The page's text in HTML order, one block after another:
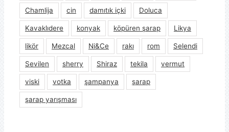
Chamlija cin damıtık içki Doluca
Kavaklıdere konyak köpüren şarap Likya
likör Mezcal Ni&Ce rakı rom Selendi
Sevilen sherry Shiraz tekila vermut
viski votka şampanya şarap
şarap yarışması